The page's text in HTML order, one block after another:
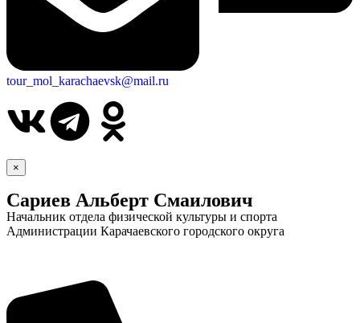
tour_mol_karachaevsk@mail.ru
×
Сариев Альберт Смаилович
Начальник отдела физической культуры и спорта
Администрации Карачаевского городского округа